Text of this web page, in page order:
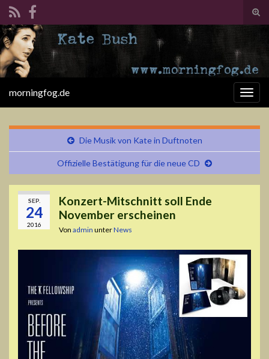
Search for:
morningfog.de
Die Musik von Kate in Duftnoten
Offizielle Bestätigung für die neue CD
SEP.
24
2016
Konzert-Mitschnitt soll Ende
November erscheinen
Von admin unterNews